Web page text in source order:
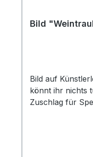
Bild
Bild auf Künstlerleinwand Mit dem Bibelvers: Ich bin der Weinstock, ihr seid die Reben. Wer in mir
könnt ihr nichts
Zuschlag für